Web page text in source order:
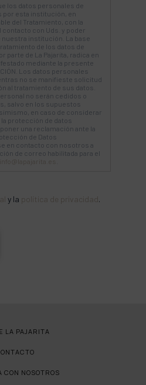
los datos personales de
por esta institución, en
del Tratamiento, con la
con Uds. y poder
nuestra institución. La base
de los datos de
parte de La Pajarita, radica en
mediante la presente
Los datos personales
no se manifieste solicitud
al tratamiento de sus datos.
no serán cedidos o
salvo en los supuestos
en caso de considerar
protección de datos
una reclamación ante la
de Datos
en contacto con nosotros a
de correo habilitada para el
y la .
LA PAJARITA
CON NOSOTROS